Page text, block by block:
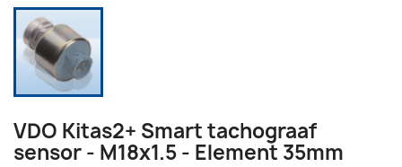
VDO Kitas2+ Smart tachograaf
sensor - M18x1.5 - Element 35mm